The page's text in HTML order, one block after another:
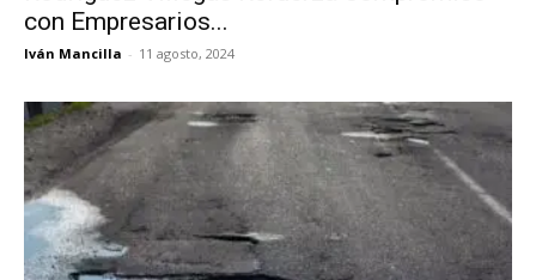
con Empresarios...
Iván Mancilla - 11 agosto, 2024